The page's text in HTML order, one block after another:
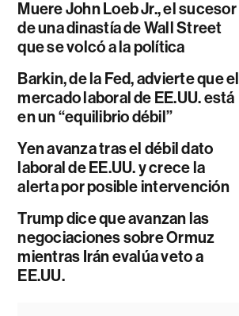
Muere John Loeb Jr., el sucesor
de una dinastía de Wall Street
que se volcó a la política
Barkin, de la Fed, advierte que el
mercado laboral de EE.UU. está
en un “equilibrio débil”
Yen avanza tras el débil dato
laboral de EE.UU. y crece la
alerta por posible intervención
Trump dice que avanzan las
negociaciones sobre Ormuz
mientras Irán evalúa veto a
EE.UU.